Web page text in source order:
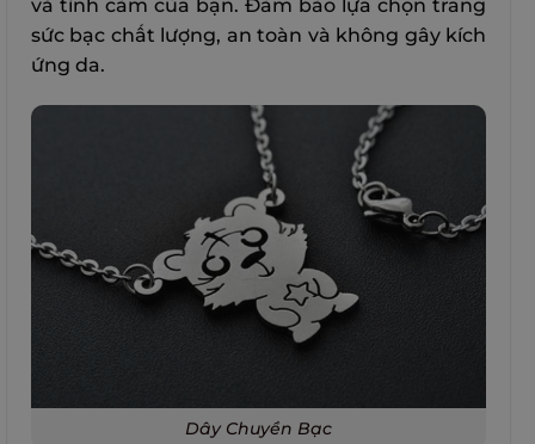
và tình cảm của bạn. Đảm bảo lựa chọn trang
sức bạc chất lượng, an toàn và không gây kích
ứng da.
Dây Chuyền Bạc